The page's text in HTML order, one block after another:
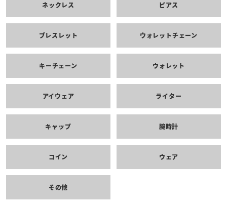
ネックレス ピアス
ブレスレット ウォレットチェーン
キーチェーン ウォレット
アイウェア ライター
キャップ 腕時計
コイン ウェア
その他